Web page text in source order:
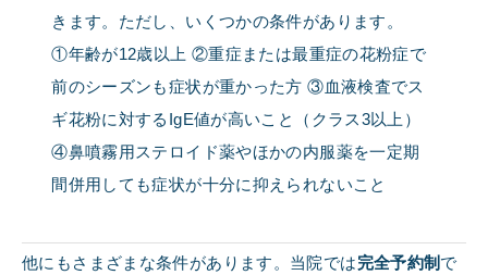
きます。ただし、いくつかの条件があります。
①年齢が12歳以上 ②重症または最重症の花粉症で
前のシーズンも症状が重かった方 ③血液検査でス
ギ花粉に対するIgE値が高いこと（クラス3以上）
④鼻噴霧用ステロイド薬やほかの内服薬を一定期
間併用しても症状が十分に抑えられないこと
他にもさまざまな条件があります。当院では完全予約制 で